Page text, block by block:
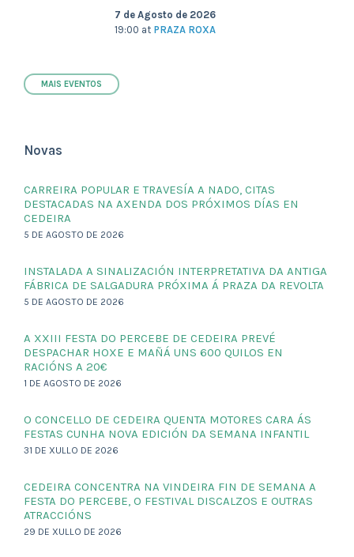
7 de Agosto de 2026
19:00 at PRAZA ROXA
MAIS EVENTOS
Novas
CARREIRA POPULAR E TRAVESÍA A NADO, CITAS
DESTACADAS NA AXENDA DOS PRÓXIMOS DÍAS EN
CEDEIRA
5 DE AGOSTO DE 2026
INSTALADA A SINALIZACIÓN INTERPRETATIVA DA ANTIGA
FÁBRICA DE SALGADURA PRÓXIMA Á PRAZA DA REVOLTA
5 DE AGOSTO DE 2026
A XXIII FESTA DO PERCEBE DE CEDEIRA PREVÉ
DESPACHAR HOXE E MAÑÁ UNS 600 QUILOS EN
RACIÓNS A 20€
1 DE AGOSTO DE 2026
O CONCELLO DE CEDEIRA QUENTA MOTORES CARA ÁS
FESTAS CUNHA NOVA EDICIÓN DA SEMANA INFANTIL
31 DE XULLO DE 2026
CEDEIRA CONCENTRA NA VINDEIRA FIN DE SEMANA A
FESTA DO PERCEBE, O FESTIVAL DISCALZOS E OUTRAS
ATRACCIÓNS
29 DE XULLO DE 2026